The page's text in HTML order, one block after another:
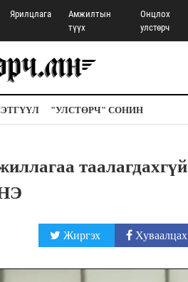
Ярилцлага
Амжилтын
түүх
Онцлох
улстөрч
"УЛСТӨРЧ" СОНИН
таалагдахгүй
Жиргэх Хуваалцах